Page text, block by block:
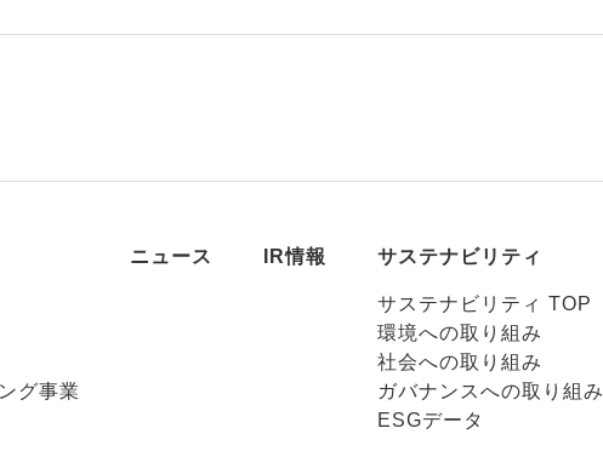
グ事業
ニュース IR情報 サステナビリティ
サステナビリティ TOP
環境への取り組み
社会への取り組み
ガバナンスへの取り組み
ESGデータ